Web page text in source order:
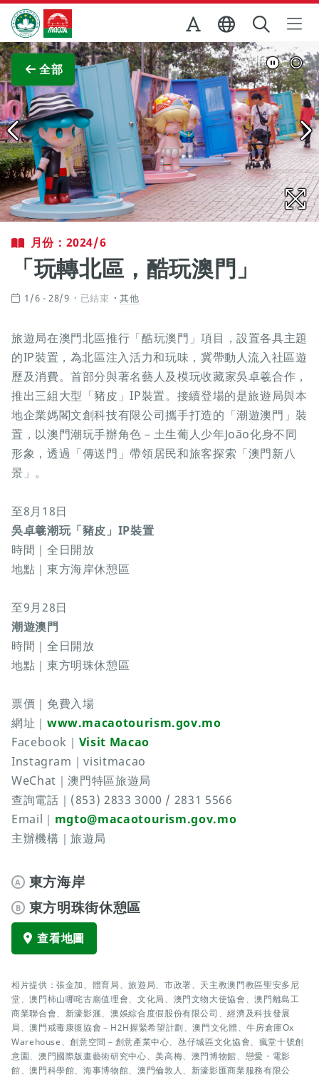
跳至主内容
澳門特別行政區政府旅遊局
全部
查看原圖
月份：2024/6
「玩轉北區，酷玩澳門」
1/6 - 28/9 已結束 其他
旅遊局在澳門北區推行「酷玩澳門」項目，設置各具主題
的IP裝置，為北區注入活力和玩味，冀帶動人流入社區遊
歷及消費。首部分與著名藝人及模玩收藏家吳卓羲合作，
推出三組大型「豬皮」IP裝置。接續登場的是旅遊局與本
地企業媽閣文創科技有限公司攜手打造的「潮遊澳門」裝
置，以澳門潮玩手辦角色－土生葡人少年João化身不同
形象，透過「傳送門」帶領居民和旅客探索「澳門新八
景」。
至8月18日
吳卓羲潮玩「豬皮」IP裝置
時間｜全日開放
地點｜東方海岸休憩區
至9月28日
潮遊澳門
時間｜全日開放
地點｜東方明珠休憩區
票價｜免費入場
網址｜ www.macaotourism.gov.mo
Facebook｜ Visit Macao
Instagram｜visitmacao
WeChat｜澳門特區旅遊局
查詢電話｜(853) 2833 3000 / 2831 5566
Email｜ mgto@macaotourism.gov.mo
主辦機構｜旅遊局
A 東方海岸
B 東方明珠街休憩區
查看地圖
相片提供：張金加、體育局、旅遊局、市政署、天主教澳門教區聖安多尼
堂、澳門柿山哪咤古廟值理會、文化局、澳門文物大使協會、澳門離島工
商業聯合會、新濠影滙、澳娛綜合度假股份有限公司、經濟及科技發展
局、澳門戒毒康復協會－H2H握緊希望計劃、澳門文化體、牛房倉庫Ox
Warehouse、創意空間－創意產業中心、氹仔城區文化協會、瘋堂十號創
意園、澳門國際版畫藝術研究中心、美高梅、澳門博物館、戀愛・電影
館、澳門科學館、海事博物館、澳門倫敦人、新濠影匯商業服務有限公